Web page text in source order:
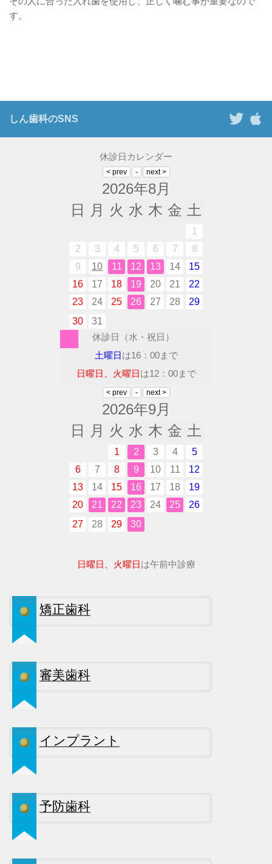
す。
しん歯科のSNS
休診日カレンダー
2026年8月
日
月 火 水 木 金 土
1
2
3 4 5 6 7
8
9
10 11 12 13 14
15
16
17 18 19 20 21
22
23
24 25 26 27 28
29
30
31
休診日（水・祝日）
土曜日は16：00まで
日曜日、火曜日は12：00まで
2026年9月
日
月 火 水 木 金 土
1 2 3 4
5
6
7 8 9 10 11
12
13
14 15 16 17 18
19
20
21 22 23 24 25
26
27
28 29 30
日曜日、火曜日は午前中診療
矯正歯科
審美歯科
インプラント
予防歯科